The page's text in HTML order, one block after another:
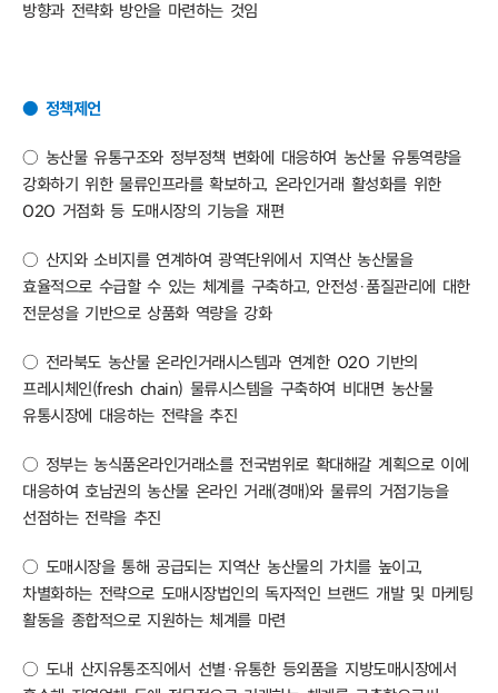
방향과 전략화 방안을 마련하는 것임
● 정책제언
○ 농산물 유통구조와 정부정책 변화에 대응하여 농산물 유통역량을
강화하기 위한 물류인프라를 확보하고, 온라인거래 활성화를 위한
O2O 거점화 등 도매시장의 기능을 재편
○ 산지와 소비지를 연계하여 광역단위에서 지역산 농산물을
효율적으로 수급할 수 있는 체계를 구축하고, 안전성·품질관리에 대한
전문성을 기반으로 상품화 역량을 강화
○ 전라북도 농산물 온라인거래시스템과 연계한 O2O 기반의
프레시체인(fresh chain) 물류시스템을 구축하여 비대면 농산물
유통시장에 대응하는 전략을 추진
○ 정부는 농식품온라인거래소를 전국범위로 확대해갈 계획으로 이에
대응하여 호남권의 농산물 온라인 거래(경매)와 물류의 거점기능을
선점하는 전략을 추진
○ 도매시장을 통해 공급되는 지역산 농산물의 가치를 높이고,
차별화하는 전략으로 도매시장법인의 독자적인 브랜드 개발 및 마케팅
활동을 종합적으로 지원하는 체계를 마련
○ 도내 산지유통조직에서 선별·유통한 등외품을 지방도매시장에서